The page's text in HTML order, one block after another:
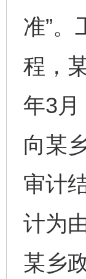
准”。
程，
年3月
向某
审计
计为
某乡